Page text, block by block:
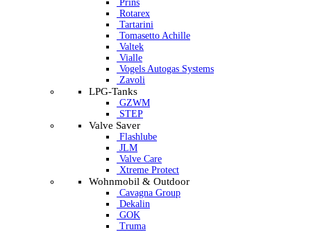
Prins
Rotarex
Tartarini
Tomasetto Achille
Valtek
Vialle
Vogels Autogas Systems
Zavoli
LPG-Tanks
GZWM
STEP
Valve Saver
Flashlube
JLM
Valve Care
Xtreme Protect
Wohnmobil & Outdoor
Cavagna Group
Dekalin
GOK
Truma